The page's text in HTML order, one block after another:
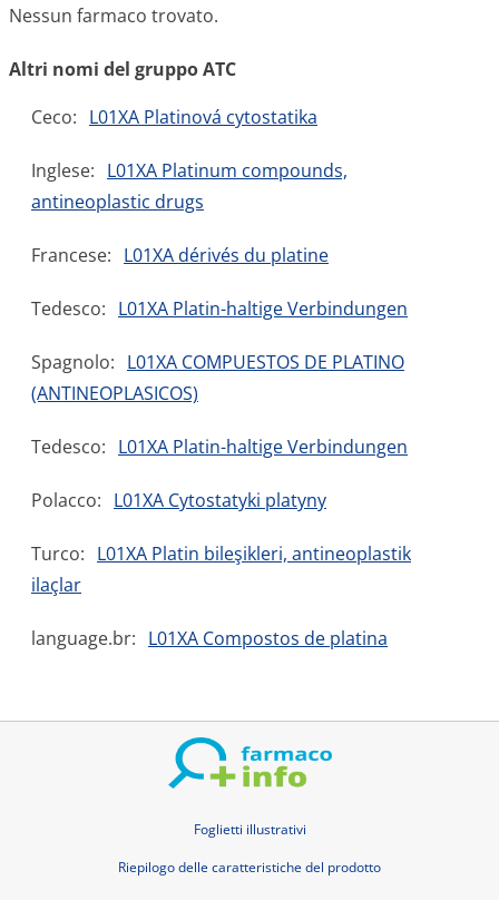
Nessun farmaco trovato.
Altri nomi del gruppo ATC
Ceco: L01XA Platinová cytostatika
Inglese: L01XA Platinum compounds,
antineoplastic drugs
Francese: L01XA dérivés du platine
Tedesco: L01XA Platin-haltige Verbindungen
Spagnolo: L01XA COMPUESTOS DE PLATINO
(ANTINEOPLASICOS)
Tedesco: L01XA Platin-haltige Verbindungen
Polacco: L01XA Cytostatyki platyny
Turco: L01XA Platin bileşikleri, antineoplastik
ilaçlar
language.br: L01XA Compostos de platina
Foglietti illustrativi
Riepilogo delle caratteristiche del prodotto